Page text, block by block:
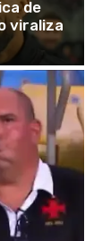
de
viraliza